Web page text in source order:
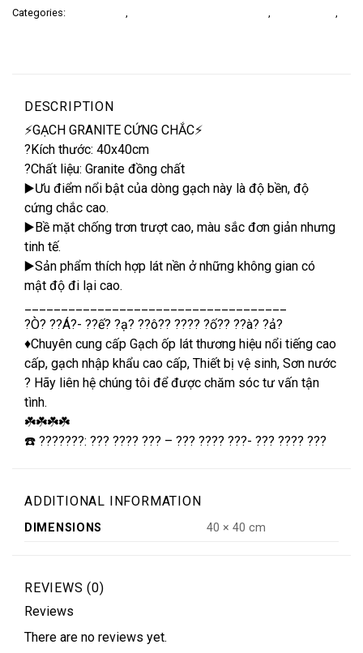
Categories:
DESCRIPTION
⚡GẠCH GRANITE CỨNG CHẮC⚡
?Kích thước: 40x40cm
?Chất liệu: Granite đồng chất
▶️Ưu điểm nổi bật của dòng gạch này là độ bền, độ
cứng chắc cao.
▶️Bề mặt chống trơn trượt cao, màu sắc đơn giản nhưng
tinh tế.
▶️Sản phẩm thích hợp lát nền ở những không gian có
mật độ đi lại cao.
?Ò? ??Á?- ??ế? ?ạ? ??ô?? ???? ?ố?? ??à? ?ả?
♦️Chuyên cung cấp Gạch ốp lát thương hiệu nổi tiếng cao
cấp, gạch nhập khẩu cao cấp, Thiết bị vệ sinh, Sơn nước
? Hãy liên hệ chúng tôi để được chăm sóc tư vấn tận
tình.
☘️☘️☘️☘️
☎️ ???????: ??? ???? ??? – ??? ???? ???- ??? ???? ???
ADDITIONAL INFORMATION
DIMENSIONS 40 × 40 cm
REVIEWS (0)
Reviews
There are no reviews yet.